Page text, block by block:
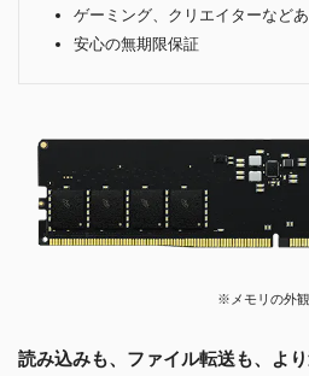
ゲーミング、クリエイターなど
安心の無期限保証
※メモリの外
読み込みも、ファイル転送も、より